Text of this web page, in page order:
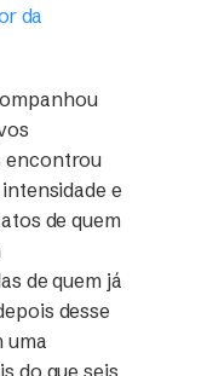
da
encontrou
e
de quem
de quem já
desse
uma